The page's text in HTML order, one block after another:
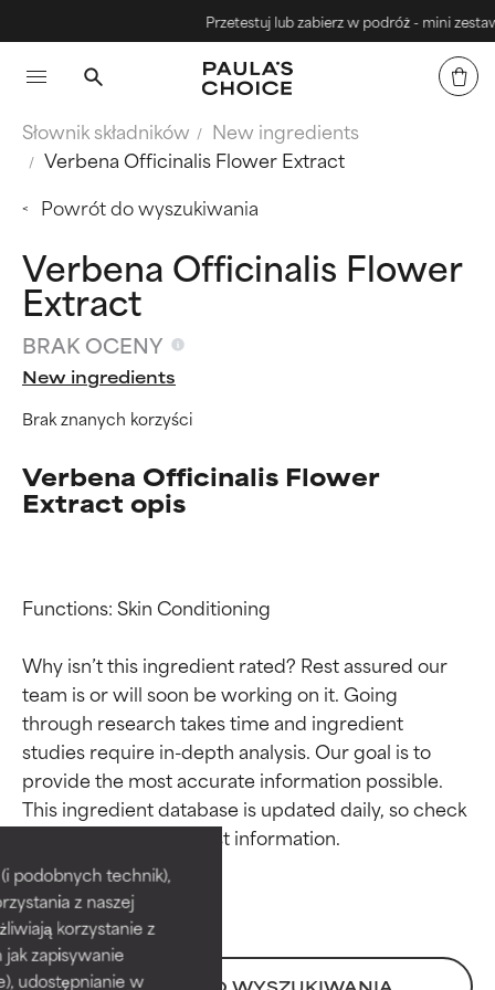
podobnych technik),
z naszej
korzystanie z
zapisywanie
udostępnianie w
Przetestuj lub zabierz w podróż - mini zestawy
Słownik składników
New ingredients
Verbena Officinalis Flower Extract
Powrót do wyszukiwania
Verbena Officinalis Flower
Extract
BRAK OCENY
New ingredients
Brak znanych korzyści
Verbena Officinalis Flower
Extract opis
Functions: Skin Conditioning
Why isn’t this ingredient rated? Rest assured our
team is or will soon be working on it. Going
through research takes time and ingredient
studies require in-depth analysis. Our goal is to
provide the most accurate information possible.
This ingredient database is updated daily, so check
Oceny składników
BEST
Udowodnione i potwierdzone
przez niezależne badania.
odpowiedni dla większości
Oceny składników
BEST
Udowodnione i potwierdzone
przez niezależne badania.
odpowiedni dla większości